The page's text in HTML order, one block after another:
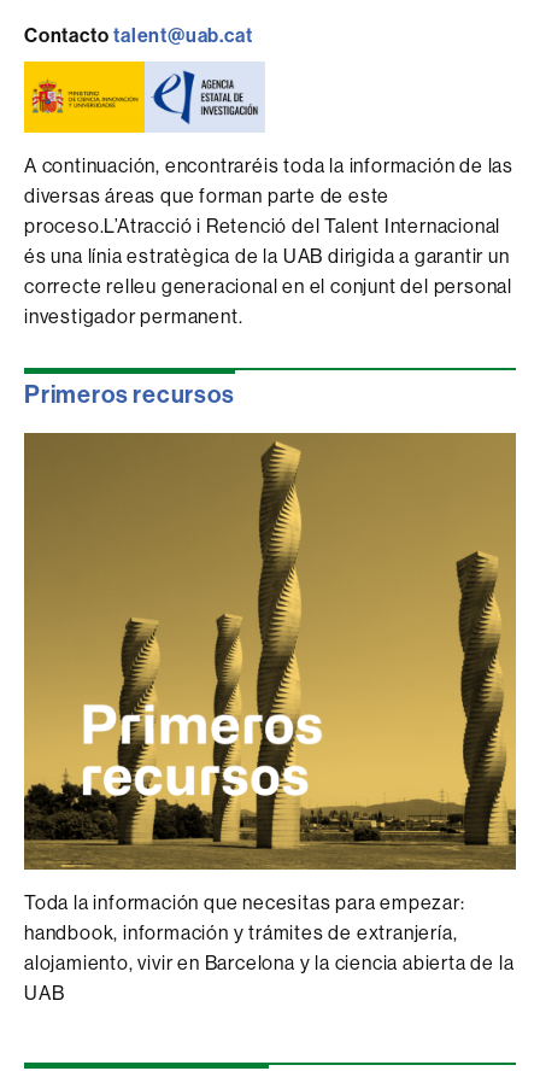
Contactotalent@uab.cat
A continuación, encontraréis toda la información de las
diversas áreas que forman parte de este
proceso.L’Atracció i Retenció del Talent Internacional
és una línia estratègica de la UAB dirigida a garantir un
correcte relleu generacional en el conjunt del personal
investigador permanent.
Primeros recursos
Toda la información que necesitas para empezar:
handbook, información y trámites de extranjería,
alojamiento, vivir en Barcelona y la ciencia abierta de la
UAB